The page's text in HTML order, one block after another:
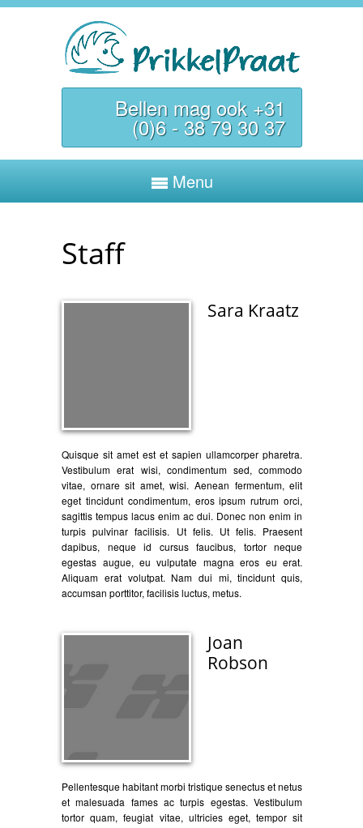
Bellen mag ook +31
(0)6 - 38 79 30 37
Menu
Staff
Sara Kraatz
Quisque sit amet est et sapien ullamcorper pharetra.
Vestibulum erat wisi, condimentum sed, commodo
vitae, ornare sit amet, wisi. Aenean fermentum, elit
eget tincidunt condimentum, eros ipsum rutrum orci,
sagittis tempus lacus enim ac dui. Donec non enim in
turpis pulvinar facilisis. Ut felis. Ut felis. Praesent
dapibus, neque id cursus faucibus, tortor neque
egestas augue, eu vulputate magna eros eu erat.
Aliquam erat volutpat. Nam dui mi, tincidunt quis,
accumsan porttitor, facilisis luctus, metus.
Joan
Robson
Pellentesque habitant morbi tristique senectus et netus
et malesuada fames ac turpis egestas. Vestibulum
tortor quam, feugiat vitae, ultricies eget, tempor sit